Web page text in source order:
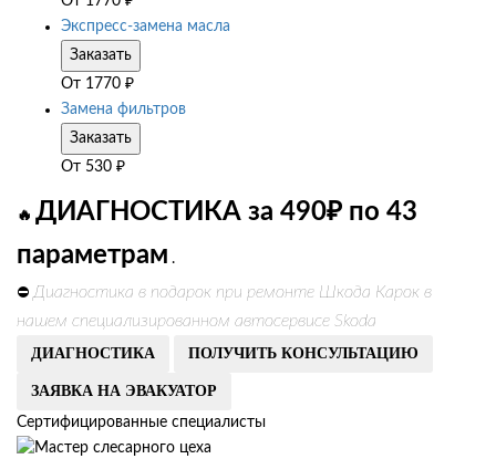
Экспресс-замена масла
Заказать
От 1770 ₽
Замена фильтров
Заказать
От 530 ₽
🔥 ДИАГНОСТИКА за 490₽ по 43
параметрам .
⛔ Диагностика в подарок при ремонте Шкода Карок в
нашем специализированном автосервисе Skoda
ДИАГНОСТИКА ПОЛУЧИТЬ КОНСУЛЬТАЦИЮ
ЗАЯВКА НА ЭВАКУАТОР
Сертифицированные специалисты